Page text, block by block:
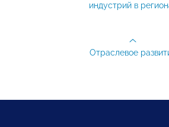
индустрий в
Отраслевое